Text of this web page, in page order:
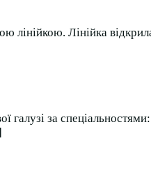
лінійкою. Лінійка
за